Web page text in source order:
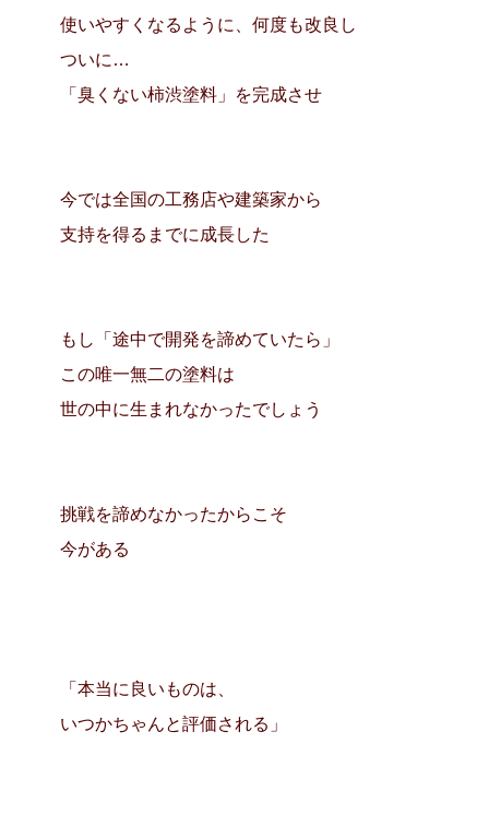
使いやすくなるように、何度も改良し
ついに…
「臭くない柿渋塗料」を完成させ
今では全国の工務店や建築家から
支持を得るまでに成長した
もし「途中で開発を諦めていたら」
この唯一無二の塗料は
世の中に生まれなかったでしょう
挑戦を諦めなかったからこそ
今がある
「本当に良いものは、
いつかちゃんと評価される」